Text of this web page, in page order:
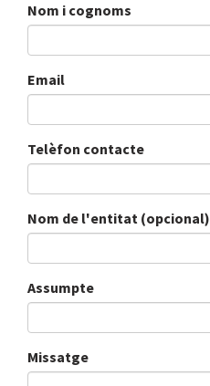
Nom i cognoms
Email
Telèfon contacte
Nom de l'entitat (opcional)
Assumpte
Missatge